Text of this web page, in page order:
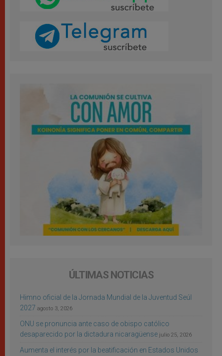
ÚLTIMAS NOTICIAS
Himno oficial de la Jornada Mundial de la Juventud Seúl
2027 agosto 3, 2026
ONU se pronuncia ante caso de obispo católico
desaparecido por la dictadura nicaragüense julio 25, 2026
Aumenta el interés por la beatificación en Estados Unidos